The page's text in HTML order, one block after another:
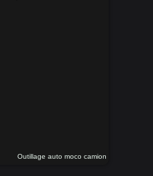
Outillage auto moco camion